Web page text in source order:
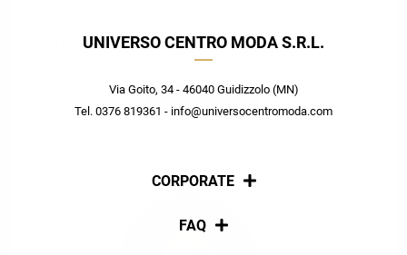
UNIVERSO CENTRO MODA S.R.L.
Via Goito, 34 - 46040 Guidizzolo (MN)
Tel. 0376 819361 - info@universocentromoda.com
CORPORATE
Chi siamo
FAQ
Crea il tuo stile grazie ai consigli dei nostri personal shopper e
scopri in anteprima le offerte in esclusiva a te riservate.